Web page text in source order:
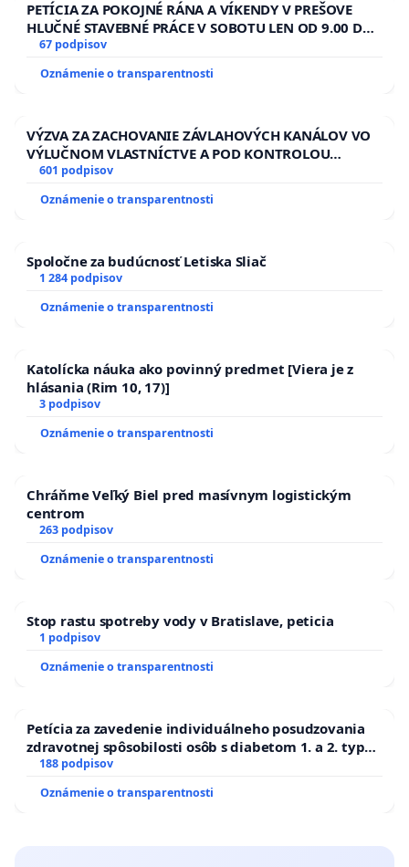
PETÍCIA ZA POKOJNÉ RÁNA A VÍKENDY V PREŠOVE
HLUČNÉ STAVEBNÉ PRÁCE V SOBOTU LEN OD 9.00 DO
13.00 HOD., CEZ PRACOVNÝ TÝŽDEŇ CIEĽ 8.00 – 18.00
HOD. A PRAVIDELNÁ KONTROLA STAVBY C-AREA NA
ĎUMBIERSKEJ/MAGU
67 podpisov
Oznámenie o transparentnosti
VÝZVA ZA ZACHOVANIE ZÁVLAHOVÝCH KANÁLOV VO
VÝLUČNOM VLASTNÍCTVE A POD KONTROLOU
SLOVENSKEJ REPUBLIKY & žiadosť na riešenie
zanedbaného stavu závlahových a odvodňovacích
kanálov na Slovensku
601 podpisov
Oznámenie o transparentnosti
Spoločne za budúcnosť Letiska Sliač
1 284 podpisov
Oznámenie o transparentnosti
Katolícka náuka ako povinný predmet [Viera je z
hlásania (Rim 10, 17)]
3 podpisov
Oznámenie o transparentnosti
Chráňme Veľký Biel pred masívnym logistickým
centrom
263 podpisov
Oznámenie o transparentnosti
Stop rastu spotreby vody v Bratislave, peticia
1 podpisov
Oznámenie o transparentnosti
Petícia za zavedenie individuálneho posudzovania
zdravotnej spôsobilosti osôb s diabetom 1. a 2. typu
pri prijímaní do Policajného zboru SR
188 podpisov
Oznámenie o transparentnosti